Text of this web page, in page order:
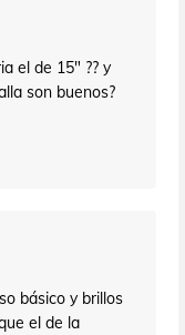
el de 15" ?? y
son buenos?
básico y brillos
el de la